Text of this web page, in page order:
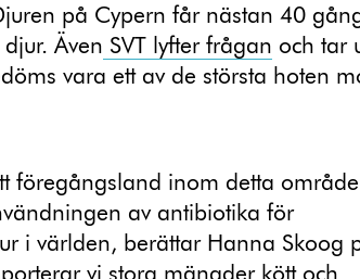
på Cypern får nästan 40
Även SVT lyfter frågan och tar
vara ett av de största hoten
föregångsland inom detta
av antibiotika för
i världen, berättar Hanna Skoog